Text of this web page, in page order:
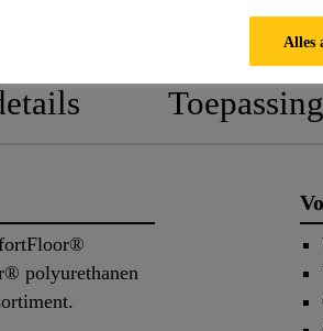
Toepassing
polyurethanen
Alles